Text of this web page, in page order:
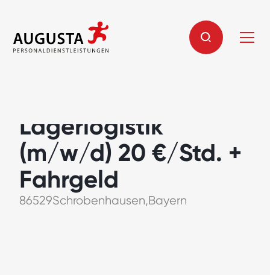
Lagerlogistik
(m/w/d) 20 €/Std. +
Fahrgeld
86529Schrobenhausen,Bayern